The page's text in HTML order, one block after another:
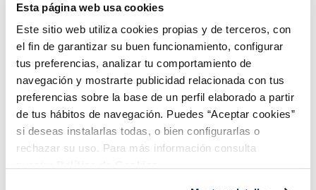
Esta página web usa cookies
Este sitio web utiliza cookies propias y de terceros, con
el fin de garantizar su buen funcionamiento, configurar
tus preferencias, analizar tu comportamiento de
navegación y mostrarte publicidad relacionada con tus
preferencias sobre la base de un perfil elaborado a partir
de tus hábitos de navegación. Puedes “Aceptar cookies”
si deseas instalarlas todas, o bien configurarlas o
rechazar su uso. Para más información consulta
Filets de llobarro
Premium
Sin espinas
Lloms de lluç austral
MSC Premium
Sin espinas